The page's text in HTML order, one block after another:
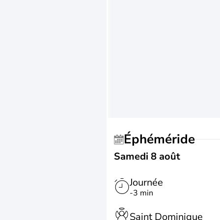
Éphéméride
Samedi 8 août
Journée
-3 min
Saint Dominique